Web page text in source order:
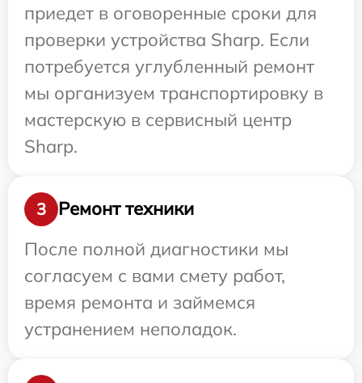
приедет в оговоренные сроки для
проверки устройства Sharp. Если
потребуется углубленный ремонт
мы организуем транспортировку в
мастерскую в сервисный центр
Sharp.
3
Ремонт техники
После полной диагностики мы
согласуем с вами смету работ,
время ремонта и займемся
устранением неполадок.